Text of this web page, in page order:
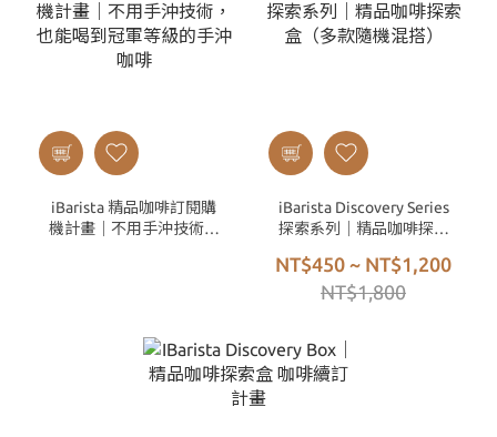
iBarista 精品咖啡訂閱購
機計畫｜不用手沖技術，
iBarista Discovery Series
探索系列｜精品咖啡探索
NT$450 ~ NT$1,200
NT$1,800